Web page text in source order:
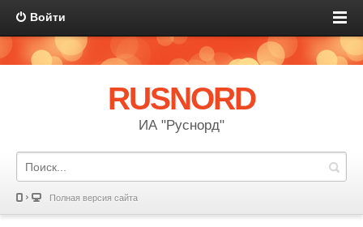
Войти
RUSNORD
ИА "Руснорд"
Полная версия сайта